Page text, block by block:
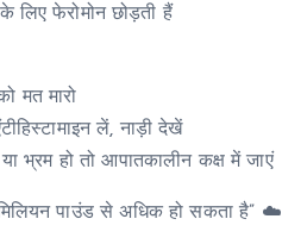
लिए फेरोमोन छोड़ती हैं
मत मारो
लें, नाड़ी देखें
भ्रम हो तो आपातकालीन कक्ष में जाएं
पाउंड से अधिक हो सकता है” ☁️